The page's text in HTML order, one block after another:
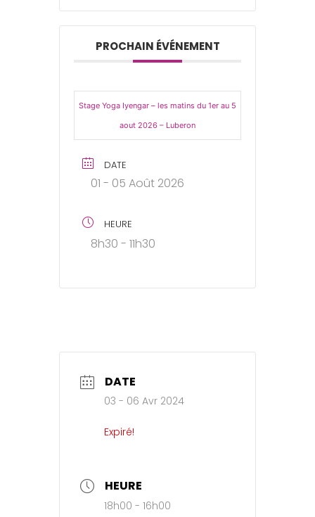
PROCHAIN ÉVÉNEMENT
Stage Yoga Iyengar – les matins du 1er au 5
aout 2026 – Luberon
DATE
01 - 05 Août 2026
HEURE
8h30 - 11h30
DATE
03 - 06 Avr 2024
Expiré!
HEURE
18h00 - 16h00